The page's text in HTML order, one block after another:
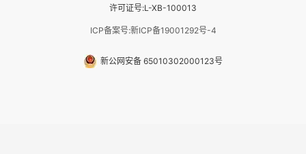
许可证号:L-XB-100013
ICP备案号:新ICP备19001292号-4
新公网安备 65010302000123号